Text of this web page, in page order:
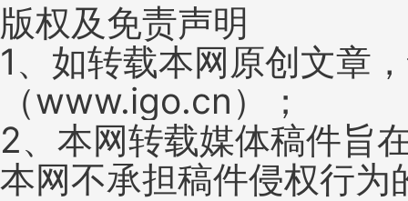
版权及免责声明
1、如转载本网原创文章
（www.igo.cn）；
2、本网转载媒体稿件旨
本网不承担稿件侵权行为